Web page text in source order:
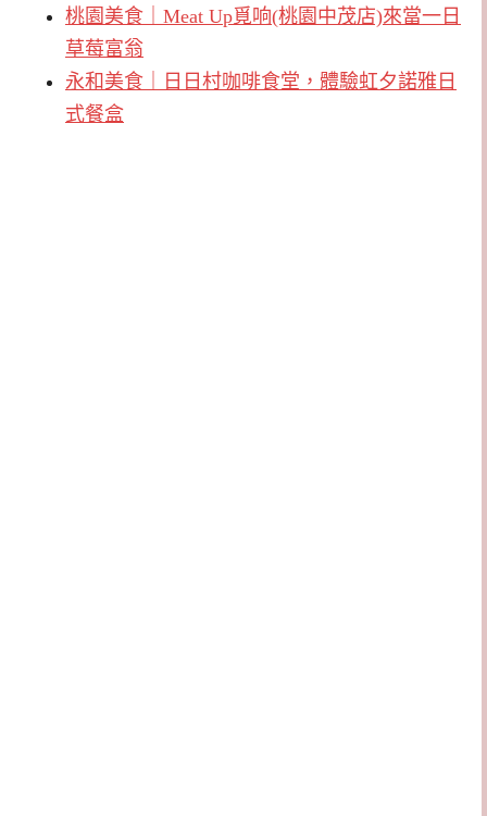
桃園美食｜Meat Up覓响(桃園中茂店)來當一日
草莓富翁
永和美食｜日日村咖啡食堂，體驗虹夕諾雅日
式餐盒